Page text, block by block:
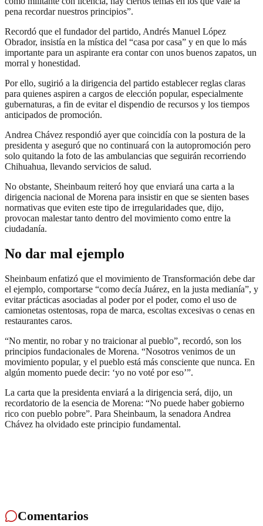
pena recordar nuestros principios”.
Recordó que el fundador del partido, Andrés Manuel López
Obrador, insistía en la mística del “casa por casa” y en que lo más
importante para un aspirante era contar con unos buenos zapatos, un
morral y honestidad.
Por ello, sugirió a la dirigencia del partido establecer reglas claras
para quienes aspiren a cargos de elección popular, especialmente
gubernaturas, a fin de evitar el dispendio de recursos y los tiempos
anticipados de promoción.
Andrea Chávez respondió ayer que coincidía con la postura de la
presidenta y aseguró que no continuará con la autopromoción pero
solo quitando la foto de las ambulancias que seguirán recorriendo
Chihuahua, llevando servicios de salud.
No obstante, Sheinbaum reiteró hoy que enviará una carta a la
dirigencia nacional de Morena para insistir en que se sienten bases
normativas que eviten este tipo de irregularidades que, dijo,
provocan malestar tanto dentro del movimiento como entre la
ciudadanía.
No dar mal ejemplo
Sheinbaum enfatizó que el movimiento de Transformación debe dar
el ejemplo, comportarse “como decía Juárez, en la justa medianía”, y
evitar prácticas asociadas al poder por el poder, como el uso de
camionetas ostentosas, ropa de marca, escoltas excesivas o cenas en
restaurantes caros.
“No mentir, no robar y no traicionar al pueblo”, recordó, son los
principios fundacionales de Morena. “Nosotros venimos de un
movimiento popular, y el pueblo está más consciente que nunca. En
algún momento puede decir: ‘yo no voté por eso’”.
La carta que la presidenta enviará a la dirigencia será, dijo, un
recordatorio de la esencia de Morena: “No puede haber gobierno
rico con pueblo pobre”. Para Sheinbaum, la senadora Andrea
Chávez ha olvidado este principio fundamental.
Comentarios